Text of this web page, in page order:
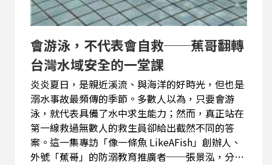
會游泳，不代表會自救──蕉哥翻轉
台灣水域安全的一堂課
炎炎夏日，是親近溪流、與海洋的好時光，但也是
溺水事故最頻傳的季節。多數人以為，只要會游
泳，就代表具備了水中求生能力；然而，真正站在
第一線救過無數人的救生員卻給出截然不同的答
案。這一集專訪「像一條魚 LikeAFish」創辦人、
外號「蕉哥」的防溺教育推廣者──張景泓，分享